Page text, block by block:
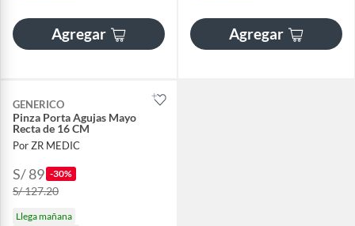
Agregar Agregar
GENERICO
Pinza Porta Agujas Mayo
Recta de 16 CM
Por ZR MEDIC
S/ 89 -30%
S/ 127.20
Llega mañana